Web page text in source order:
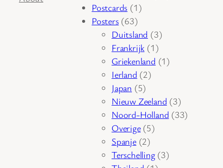
Postcards 11
Posters 6363
producten
Duitsland 33
producten
Frankrijk 11
product
Griekenland 11
Ierland 22
Japan 55
producten
Nieuw Zeeland 33
producten
Noord-Holland 3333
Overige 55
Spanje 22
producten
Terschelling 33